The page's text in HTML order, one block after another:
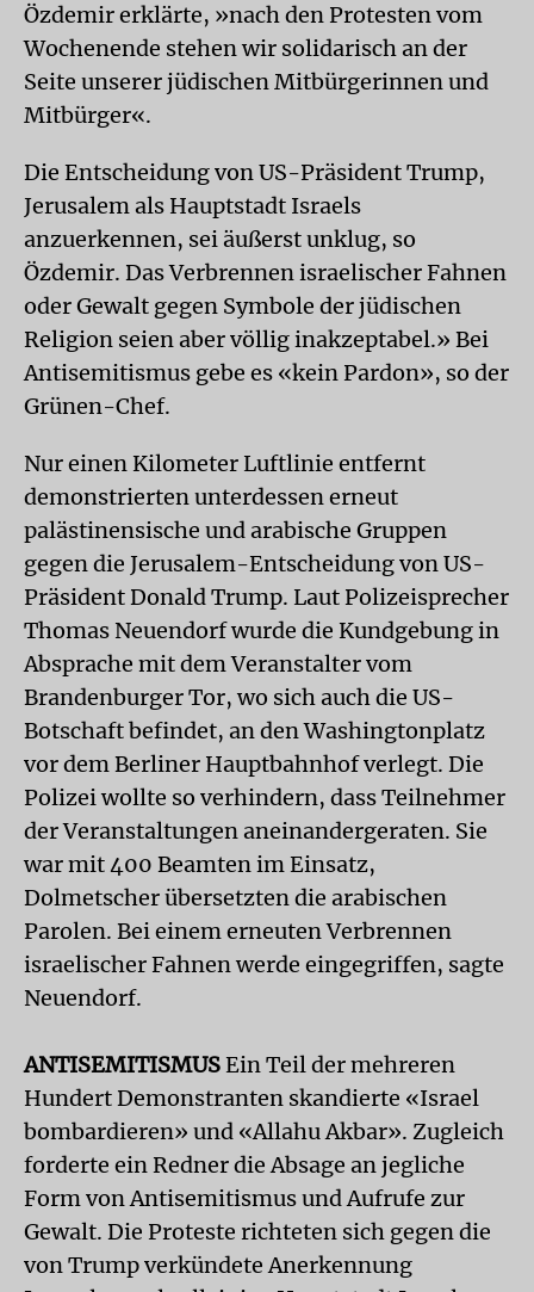
Özdemir erklärte, »nach den Protesten vom
Wochenende stehen wir solidarisch an der
Seite unserer jüdischen Mitbürgerinnen und
Mitbürger«.
Die Entscheidung von US-Präsident Trump,
Jerusalem als Hauptstadt Israels
anzuerkennen, sei äußerst unklug, so
Özdemir. Das Verbrennen israelischer Fahnen
oder Gewalt gegen Symbole der jüdischen
Religion seien aber völlig inakzeptabel.» Bei
Antisemitismus gebe es «kein Pardon», so der
Grünen-Chef.
Nur einen Kilometer Luftlinie entfernt
demonstrierten unterdessen erneut
palästinensische und arabische Gruppen
gegen die Jerusalem-Entscheidung von US-
Präsident Donald Trump. Laut Polizeisprecher
Thomas Neuendorf wurde die Kundgebung in
Absprache mit dem Veranstalter vom
Brandenburger Tor, wo sich auch die US-
Botschaft befindet, an den Washingtonplatz
vor dem Berliner Hauptbahnhof verlegt. Die
Polizei wollte so verhindern, dass Teilnehmer
der Veranstaltungen aneinandergeraten. Sie
war mit 400 Beamten im Einsatz,
Dolmetscher übersetzten die arabischen
Parolen. Bei einem erneuten Verbrennen
israelischer Fahnen werde eingegriffen, sagte
Neuendorf.
ANTISEMITISMUSEin Teil der mehreren
Hundert Demonstranten skandierte «Israel
bombardieren» und «Allahu Akbar». Zugleich
forderte ein Redner die Absage an jegliche
Form von Antisemitismus und Aufrufe zur
Gewalt. Die Proteste richteten sich gegen die
von Trump verkündete Anerkennung